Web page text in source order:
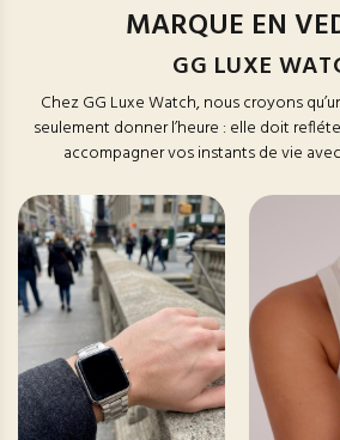
MARQUE EN
GG LUXE
Chez GG Luxe Watch, nous croyons
seulement donner l’heure : elle doit
accompagner vos instants de vie